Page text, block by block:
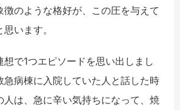
徴のような格好が、この圧を与えて
います。
で1つエピソードを思い出しまし
急病棟に入院していた人と話した時
人は、急に辛い気持ちになって、焼